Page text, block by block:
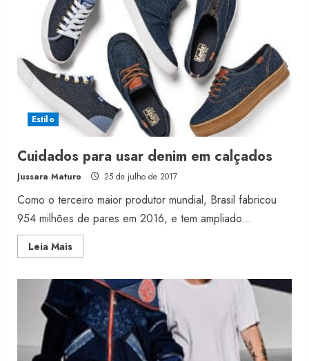
4.0
Estilo
Cuidados para usar denim em calçados
Jussara Maturo 25 de julho de 2017
Como o terceiro maior produtor mundial, Brasil fabricou
954 milhões de pares em 2016, e tem ampliado...
Leia MaisRead
more
para
usar
denim
em
calçados